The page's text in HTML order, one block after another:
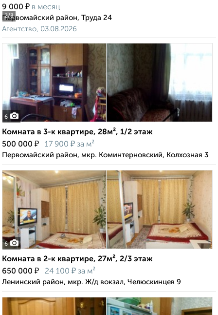
2/3
9 000 ₽ в месяц
Первомайский район, Труда 24
Агентство, 03.08.2026
6
Комната в 3-к квартире, 28м², 1/2 этаж
500 000 ₽ 17 900 ₽ за м²
Первомайский район, мкр. Коминтерновский, Колхозная 3
6
Комната в 2-к квартире, 27м², 2/3 этаж
650 000 ₽ 24 100 ₽ за м²
Ленинский район, мкр. Ж/д вокзал, Челюскинцев 9